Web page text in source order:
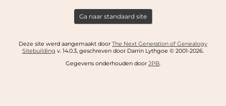
Ga naar standaard site
Deze site werd aangemaakt door The Next Generation of Genealogy
Sitebuilding v. 14.0.3, geschreven door Darrin Lythgoe © 2001-2026.
Gegevens onderhouden door JPB